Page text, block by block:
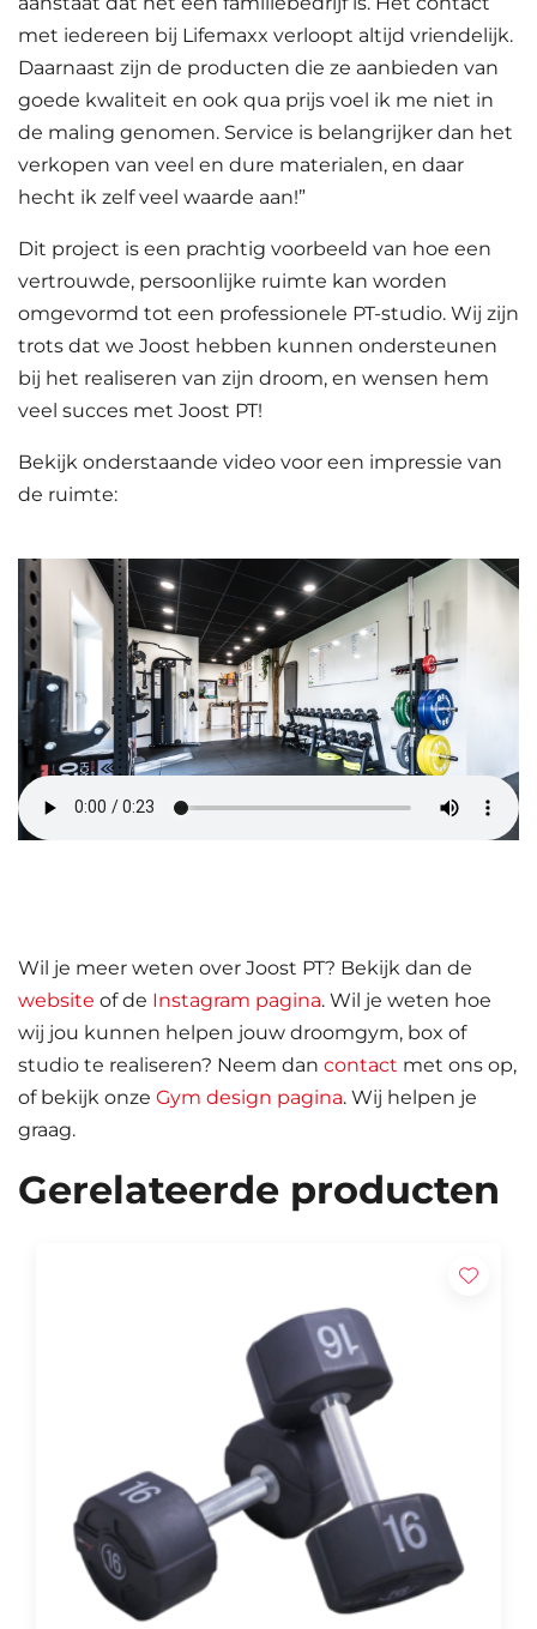
met iedereen bij Lifemaxx verloopt altijd vriendelijk.
Daarnaast zijn de producten die ze aanbieden van
goede kwaliteit en ook qua prijs voel ik me niet in
de maling genomen. Service is belangrijker dan het
verkopen van veel en dure materialen, en daar
hecht ik zelf veel waarde aan!”
Dit project is een prachtig voorbeeld van hoe een
vertrouwde, persoonlijke ruimte kan worden
omgevormd tot een professionele PT-studio. Wij zijn
trots dat we Joost hebben kunnen ondersteunen
bij het realiseren van zijn droom, en wensen hem
veel succes met Joost PT!
Bekijk onderstaande video voor een impressie van
de ruimte:
Wil je meer weten over Joost PT? Bekijk dan de
website of de Instagram pagina. Wil je weten hoe
wij jou kunnen helpen jouw droomgym, box of
studio te realiseren? Neem dan contact met ons op,
of bekijk onze Gym design pagina. Wij helpen je
graag.
Gerelateerde producten